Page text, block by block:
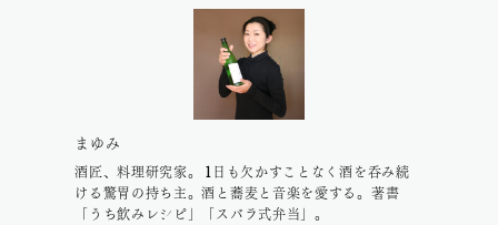
まゆみ
酒匠、料理研究家。 1日も欠かすことなく酒を呑み続
ける驚胃の持ち主。酒と蕎麦と音楽を愛する。著書
「うち飲みレシピ」「スバラ式弁当」。